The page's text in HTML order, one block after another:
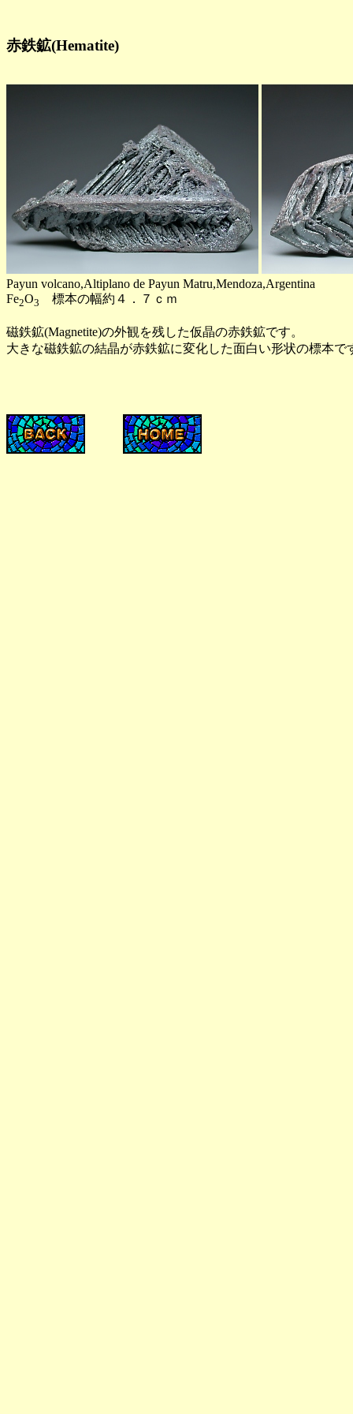
赤鉄鉱(Hematite)
Payun volcano,Altiplano de Payun Matru,Mendoza,Argentina
Fe2O3 標本の幅約４．７ｃｍ
磁鉄鉱(Magnetite)の外観を残した仮晶の赤鉄鉱です。
大きな磁鉄鉱の結晶が赤鉄鉱に変化した面白い形状の標本で